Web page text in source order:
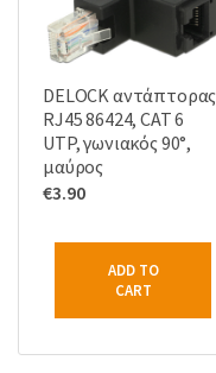
DELOCK αντάπτορας
RJ45 86424, CAT 6
UTP, γωνιακός 90°,
μαύρος
€3.90
ADD TO
CART